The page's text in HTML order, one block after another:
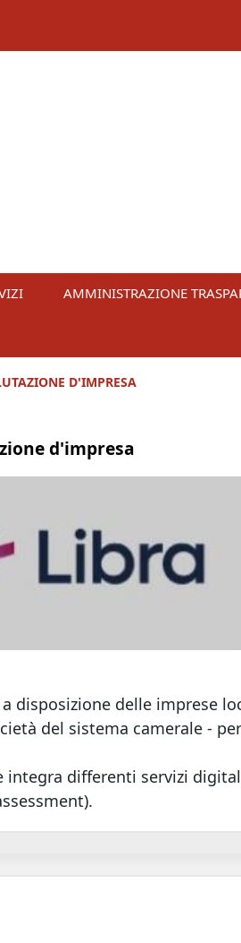
AMMINISTRAZIONE
D'IMPRESA
d'impresa
disposizione delle imprese
del sistema camerale -
integra differenti servizi